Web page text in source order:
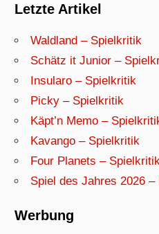
Letzte Artikel
Waldland – Spielkritik
Schätz it Junior –
Insularo – Spielkritik
Picky – Spielkritik
Käpt’n Memo –
Kavango – Spielkritik
Four Planets – Spielkritik
Spiel des Jahres 2026
Werbung